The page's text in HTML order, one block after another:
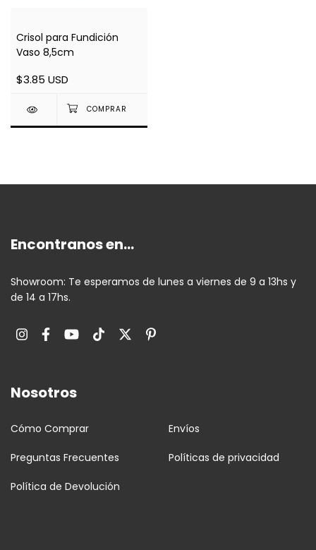
Crisol para Fundición
Vaso 8,5cm
$3.85 USD
Encontranos en...
Showroom: Te esperamos de lunes a viernes de 9 a 13hs y
de 14 a 17hs.
Nosotros
Cómo Comprar Envíos
Preguntas Frecuentes Políticas de privacidad
Política de Devolución